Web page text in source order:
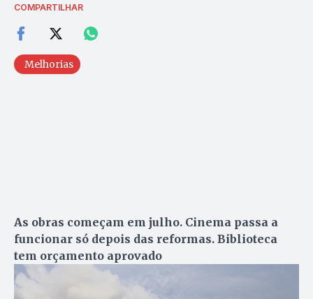
COMPARTILHAR
Melhorias
As obras começam em julho. Cinema passa a
funcionar só depois das reformas. Biblioteca
tem orçamento aprovado